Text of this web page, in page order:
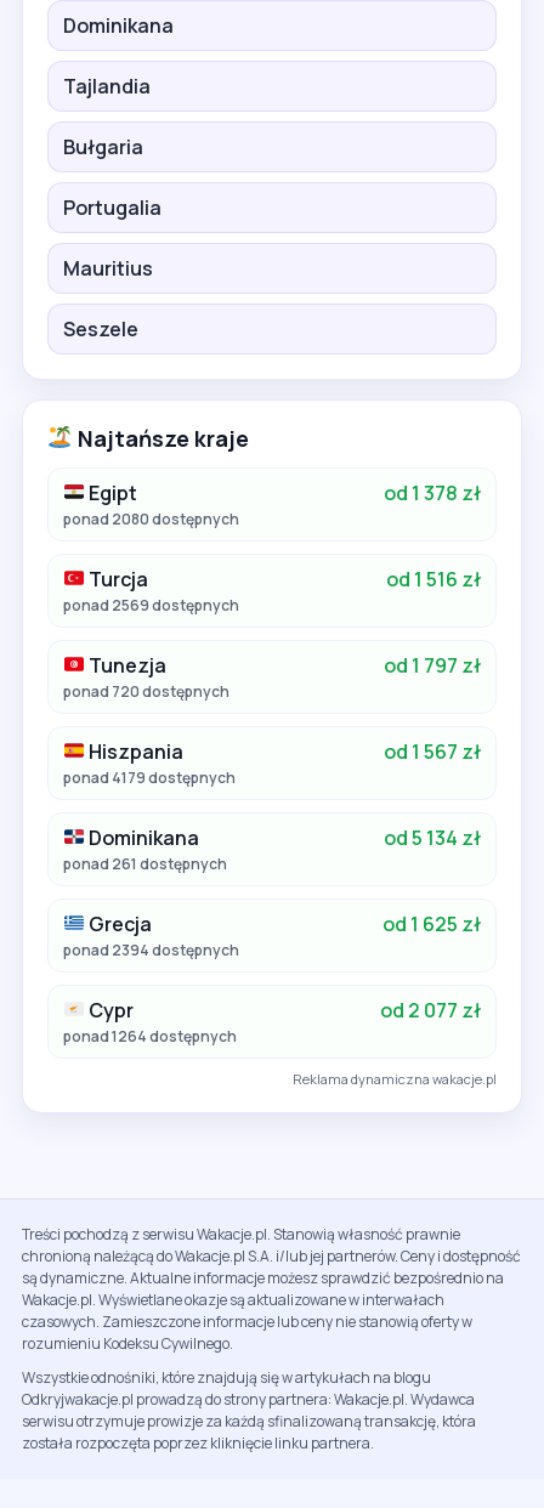
Dominikana
Tajlandia
Bułgaria
Portugalia
Mauritius
Seszele
Najtańsze kraje
Egipt od 1 378 zł
ponad 2080 dostępnych
Turcja od 1 516 zł
ponad 2569 dostępnych
Tunezja od 1 797 zł
ponad 720 dostępnych
Hiszpania od 1 567 zł
ponad 4179 dostępnych
Dominikana od 5 134 zł
ponad 261 dostępnych
Grecja od 1 625 zł
ponad 2394 dostępnych
Cypr od 2 077 zł
ponad 1264 dostępnych
Reklama dynamiczna wakacje.pl
Treści pochodzą z serwisu Wakacje.pl. Stanowią własność prawnie
chronioną należącą do Wakacje.pl S.A. i/lub jej partnerów. Ceny i dostępność
są dynamiczne. Aktualne informacje możesz sprawdzić bezpośrednio na
Wakacje.pl. Wyświetlane okazje są aktualizowane w interwałach
czasowych. Zamieszczone informacje lub ceny nie stanowią oferty w
rozumieniu Kodeksu Cywilnego.
Wszystkie odnośniki, które znajdują się w artykułach na blogu
Odkryjwakacje.pl prowadzą do strony partnera: Wakacje.pl. Wydawca
serwisu otrzymuje prowizje za każdą sfinalizowaną transakcję, która
została rozpoczęta poprzez kliknięcie linku partnera.